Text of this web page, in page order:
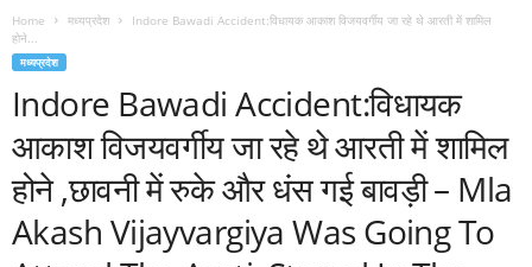
Home मध्यप्रदेश
Indore Bawadi Accident:विधायक आकाश विजयवर्गीय जा रहे थे आरती में शामिल
होने...
मध्यप्रदेश
Indore Bawadi Accident:विधायक
आकाश विजयवर्गीय जा रहे थे आरती में शामिल
होने ,छावनी में रुके और धंस गई बावड़ी – Mla
Akash Vijayvargiya Was Going To